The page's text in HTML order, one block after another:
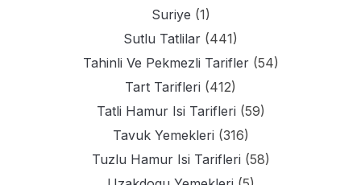
Suriye (1)
Sutlu Tatlilar (441)
Tahinli Ve Pekmezli Tarifler(54)
Tart Tarifleri (412)
Tatli Hamur Isi Tarifleri (59)
Tavuk Yemekleri (316)
Tuzlu Hamur Isi Tarifleri (58)